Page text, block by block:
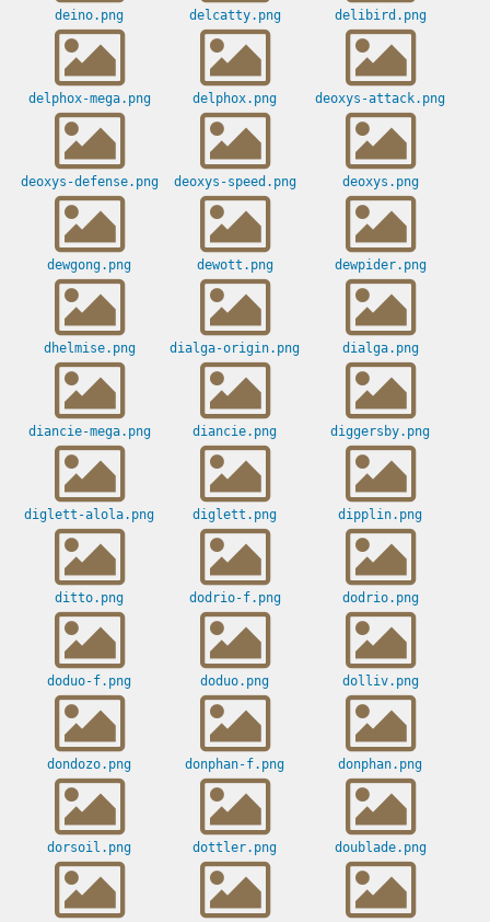
deino.png delcatty.png delibird.png
delphox-mega.png delphox.png deoxys-attack.png
deoxys-defense.png deoxys-speed.png deoxys.png
dewgong.png dewott.png dewpider.png
dhelmise.png dialga-origin.png dialga.png
diancie-mega.png diancie.png diggersby.png
diglett-alola.png diglett.png dipplin.png
ditto.png dodrio-f.png dodrio.png
doduo-f.png doduo.png dolliv.png
dondozo.png donphan-f.png donphan.png
dorsoil.png dottler.png doublade.png